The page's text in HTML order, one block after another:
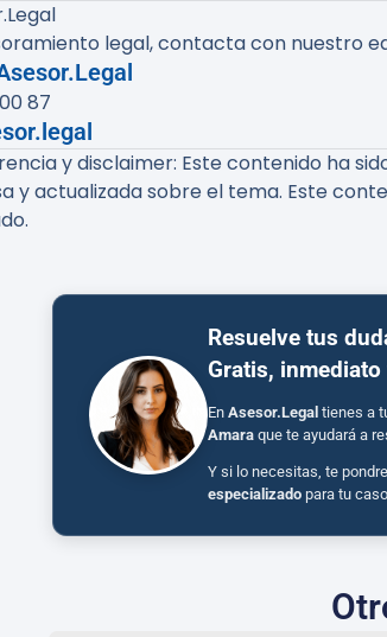
legal, contacta con nuestro
87
y disclaimer: Este contenido ha
y actualizada sobre el tema. Este
Resuelve tus
Gratis,
En Asesor.Legal tienes a
Amara que te ayudará a
Y si lo necesitas, te
especializado para tu